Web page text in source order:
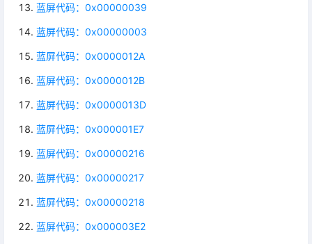
蓝屏代码：0x00000039
蓝屏代码：0x00000003
蓝屏代码：0x0000012A
蓝屏代码：0x0000012B
蓝屏代码：0x0000013D
蓝屏代码：0x000001E7
蓝屏代码：0x00000216
蓝屏代码：0x00000217
蓝屏代码：0x00000218
蓝屏代码：0x000003E2